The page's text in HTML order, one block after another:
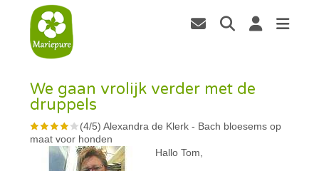
We gaan vrolijk verder met de
druppels
(4/5)Alexandra de Klerk - Bach bloesems op
maat voor honden
Hallo Tom,